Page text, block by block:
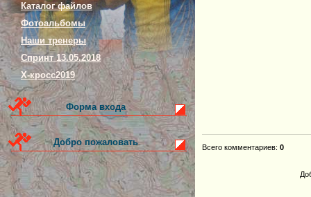
Каталог файлов
Фотоальбомы
Наши тренеры
Спринт 13.05.2018
Х-кросс2019
Форма входа
Добро пожаловать Всего комментариев: 0